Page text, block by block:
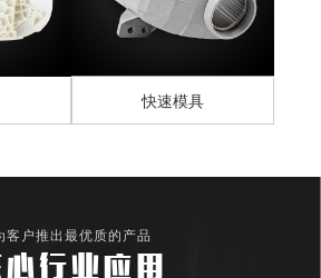
快速模具
客户推出最优质的产品
行业应用